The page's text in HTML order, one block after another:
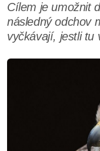
Cílem je umožnit
následný odchov
vyčkávají, jestli tu